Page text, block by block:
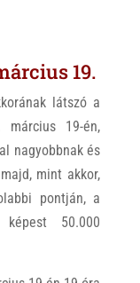
19.
látszó a
19-én,
nagyobbnak és
mint akkor,
pontján, a
50.000